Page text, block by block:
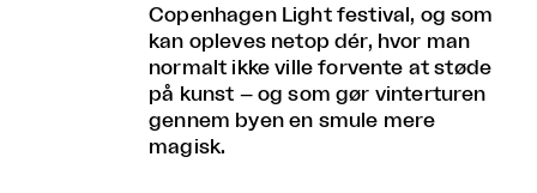
Copenhagen Light festival, og som
kan opleves netop dér, hvor man
normalt ikke ville forvente at støde
på kunst – og som gør vinterturen
gennem byen en smule mere
magisk.